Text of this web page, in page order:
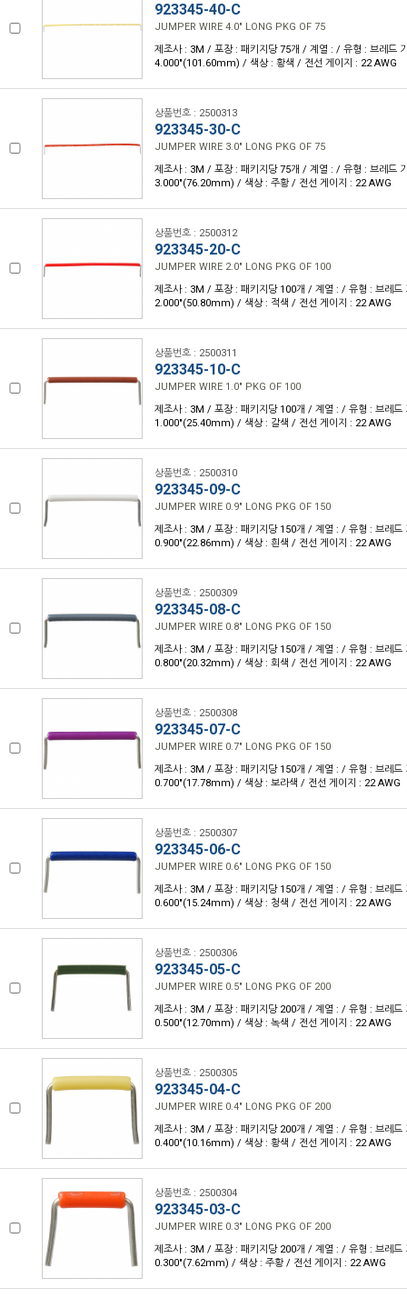
923345-40-C
JUMPER WIRE 4.0" LONG PKG OF 75
제조사 : 3M / 포장 : 패키지당 75개 / 계열 : / 유형 : 브레드
4.000"(101.60mm) / 색상 : 황색 / 전선 게이지 : 22 AWG
상품번호 : 2500313
923345-30-C
JUMPER WIRE 3.0" LONG PKG OF 75
제조사 : 3M / 포장 : 패키지당 75개 / 계열 : / 유형 : 브레드
3.000"(76.20mm) / 색상 : 주황 / 전선 게이지 : 22 AWG
상품번호 : 2500312
923345-20-C
JUMPER WIRE 2.0" LONG PKG OF 100
제조사 : 3M / 포장 : 패키지당 100개 / 계열 : / 유형 : 브레드
2.000"(50.80mm) / 색상 : 적색 / 전선 게이지 : 22 AWG
상품번호 : 2500311
923345-10-C
JUMPER WIRE 1.0" PKG OF 100
제조사 : 3M / 포장 : 패키지당 100개 / 계열 : / 유형 : 브레드
1.000"(25.40mm) / 색상 : 갈색 / 전선 게이지 : 22 AWG
상품번호 : 2500310
923345-09-C
JUMPER WIRE 0.9" LONG PKG OF 150
제조사 : 3M / 포장 : 패키지당 150개 / 계열 : / 유형 : 브레드
0.900"(22.86mm) / 색상 : 흰색 / 전선 게이지 : 22 AWG
상품번호 : 2500309
923345-08-C
JUMPER WIRE 0.8" LONG PKG OF 150
제조사 : 3M / 포장 : 패키지당 150개 / 계열 : / 유형 : 브레드
0.800"(20.32mm) / 색상 : 회색 / 전선 게이지 : 22 AWG
상품번호 : 2500308
923345-07-C
JUMPER WIRE 0.7" LONG PKG OF 150
제조사 : 3M / 포장 : 패키지당 150개 / 계열 : / 유형 : 브레드
0.700"(17.78mm) / 색상 : 보라색 / 전선 게이지 : 22 AWG
상품번호 : 2500307
923345-06-C
JUMPER WIRE 0.6" LONG PKG OF 150
제조사 : 3M / 포장 : 패키지당 150개 / 계열 : / 유형 : 브레드
0.600"(15.24mm) / 색상 : 청색 / 전선 게이지 : 22 AWG
상품번호 : 2500306
923345-05-C
JUMPER WIRE 0.5" LONG PKG OF 200
제조사 : 3M / 포장 : 패키지당 200개 / 계열 : / 유형 : 브레드
0.500"(12.70mm) / 색상 : 녹색 / 전선 게이지 : 22 AWG
상품번호 : 2500305
923345-04-C
JUMPER WIRE 0.4" LONG PKG OF 200
제조사 : 3M / 포장 : 패키지당 200개 / 계열 : / 유형 : 브레드
0.400"(10.16mm) / 색상 : 황색 / 전선 게이지 : 22 AWG
상품번호 : 2500304
923345-03-C
JUMPER WIRE 0.3" LONG PKG OF 200
제조사 : 3M / 포장 : 패키지당 200개 / 계열 : / 유형 : 브레드
0.300"(7.62mm) / 색상 : 주황 / 전선 게이지 : 22 AWG